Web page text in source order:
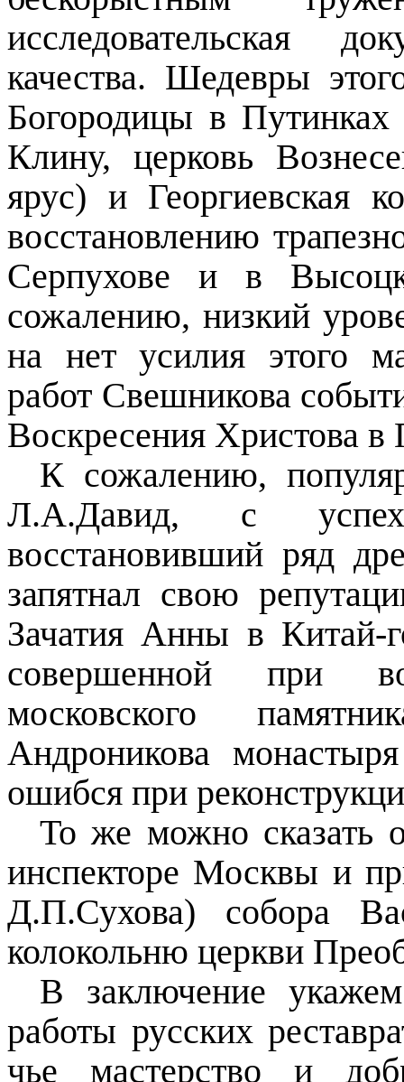
исследовательская
качества. Шедевры
Богородицы в
Клину, церковь
ярус) и Георгиевская
восстановлению
Серпухове и в
сожалению, низкий
на нет усилия этого
работ Свешникова
Воскресения Христова в
К сожалению,
Л.А.Давид, с
восстановивший ряд
запятнал свою
Зачатия Анны в Китай-
совершенной при
московского
Андроникова
ошибся при
То же можно сказать
инспекторе Москвы и
Д.П.Сухова) собора
колокольню церкви
В заключение
работы русских
чье мастерство и